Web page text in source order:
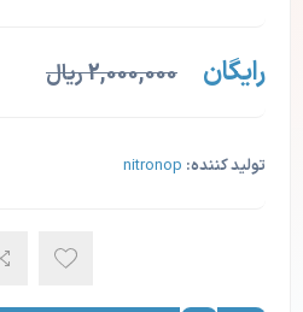
رایگان 2,000,000 ریال
تولید کننده: nitronop